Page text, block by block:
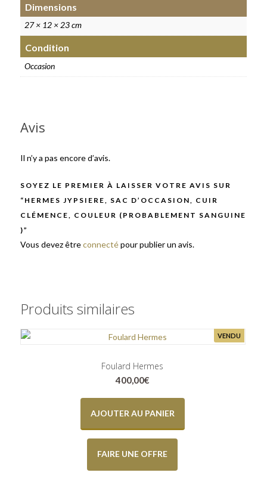
Dimensions
27 × 12 × 23 cm
Condition
Occasion
Avis
Il n’y a pas encore d’avis.
SOYEZ LE PREMIER À LAISSER VOTRE AVIS SUR
“HERMES JYPSIERE, SAC D’OCCASION, CUIR
CLÉMENCE, COULEUR (PROBABLEMENT SANGUINE
)”
Vous devez êtreconnectépour publier un avis.
Produits similaires
VENDU
Foulard Hermes
400,00€
AJOUTER AU PANIER
FAIRE UNE OFFRE